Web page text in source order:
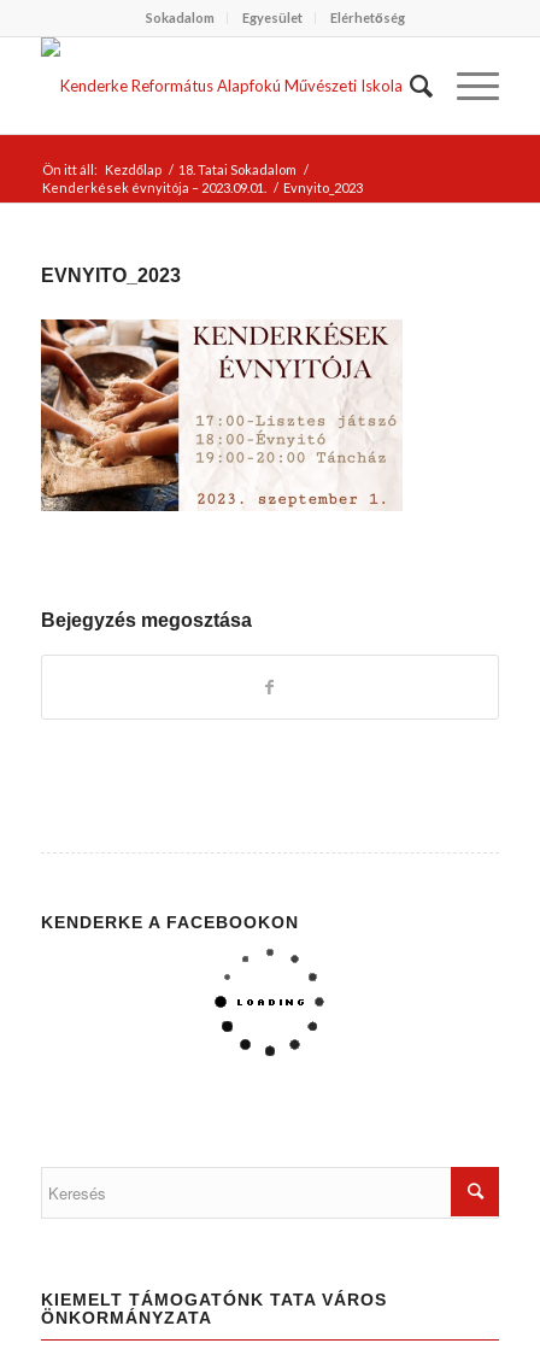
Sokadalom Egyesület Elérhetőség
Ön itt áll: Kezdőlap / 18. Tatai Sokadalom /
Kenderkések évnyitója – 2023.09.01.
/ Evnyito_2023
EVNYITO_2023
Bejegyzés megosztása
KENDERKE A FACEBOOKON
KIEMELT TÁMOGATÓNK TATA VÁROS
ÖNKORMÁNYZATA